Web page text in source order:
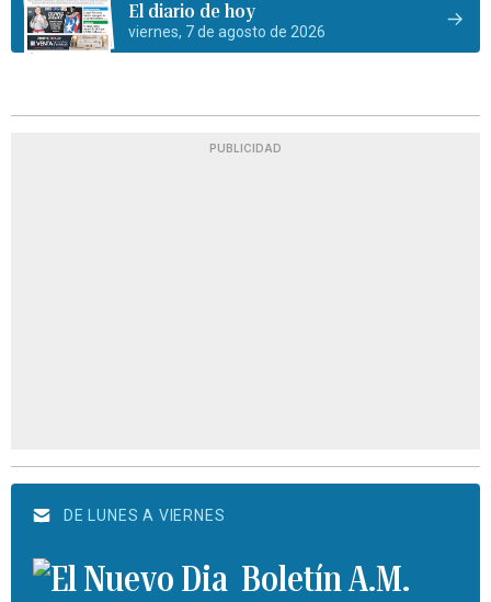
El diario de hoy
viernes, 7 de agosto de 2026
PUBLICIDAD
DE LUNES A VIERNES
Boletín A.M.